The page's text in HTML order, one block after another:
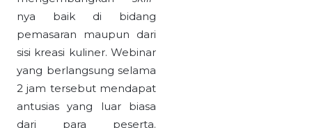
nya baik di bidang
pemasaran maupun dari
sisi kreasi kuliner. Webinar
yang berlangsung selama
2 jam tersebut mendapat
antusias yang luar biasa
dari para peserta.